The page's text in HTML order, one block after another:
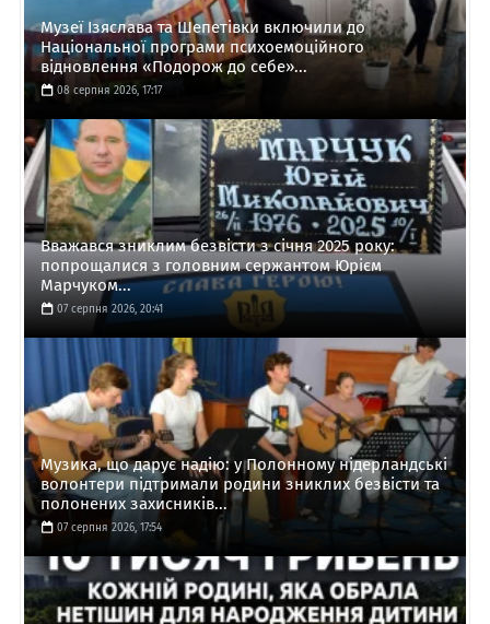
Музеї Ізяслава та Шепетівки включили до
Національної програми психоемоційного
відновлення «Подорож до себе»...
08 серпня 2026, 17:17
Вважався зниклим безвісти з січня 2025 року:
попрощалися з головним сержантом Юрієм
Марчуком...
07 серпня 2026, 20:41
Музика, що дарує надію: у Полонному нідерландські
волонтери підтримали родини зниклих безвісти та
полонених захисників...
07 серпня 2026, 17:54